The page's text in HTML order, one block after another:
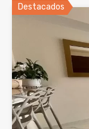
Destacados